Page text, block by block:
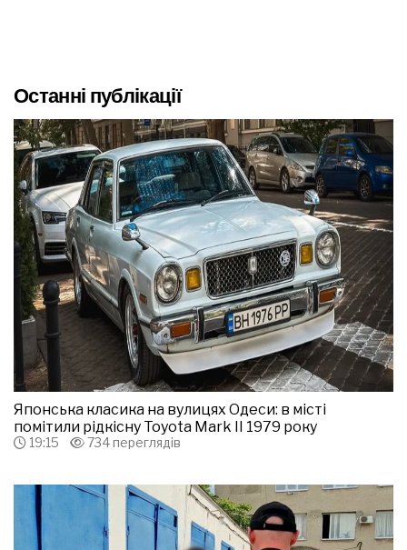
Останні публікації
Японська класика на вулицях Одеси: в місті
помітили рідкісну Toyota Mark II 1979 року
19:15 734 переглядів